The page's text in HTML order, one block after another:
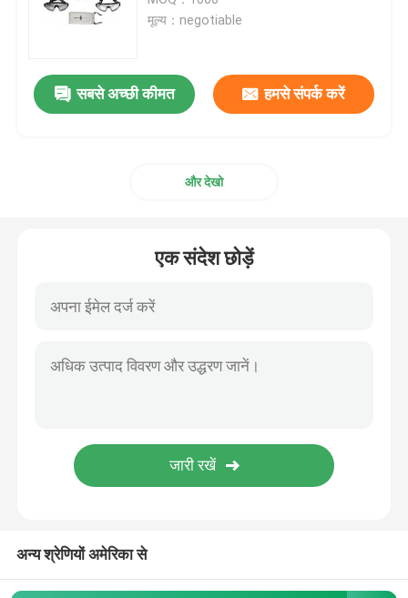
वाटरप्रूफ स्विम कैप
प्रिस्क्रिप्शन ऑप्टिकल गॉगल्स
घोड़ा जॉकी काले चश्मे
मूल्य：negotiable
सबसे अच्छी कीमत हमसे संपर्क करें
और देखो
एक संदेश छोड़ें
अन्य श्रेणियों अमेरिका से